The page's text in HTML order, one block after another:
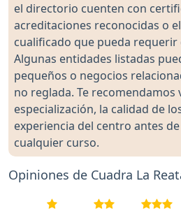
el directorio cuenten con
acreditaciones reconocidas o
cualificado que pueda
Algunas entidades listadas
pequeños o negocios
no reglada. Te
especialización, la calidad de
experiencia del centro antes
cualquier curso.
Opiniones de Cuadra La